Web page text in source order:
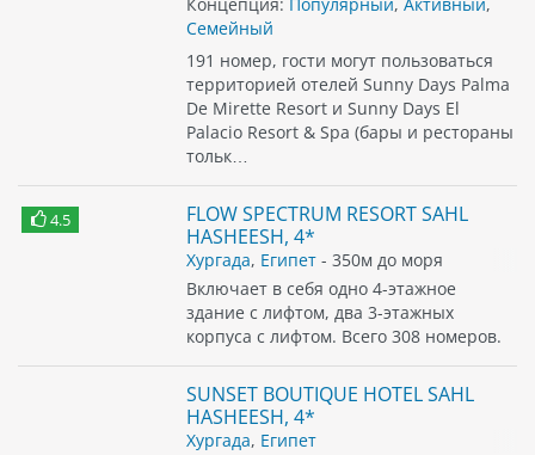
Концепция: Популярный,Активный,
Семейный
191 номер, гости могут пользоваться
территорией отелей Sunny Days Palma
De Mirette Resort и Sunny Days El
Palacio Resort & Spa (бары и рестораны
тольк…
4.5
FLOW SPECTRUM RESORT SAHL
HASHEESH, 4*
Хургада, Египет - 350м до моря
Включает в себя одно 4-этажное
здание с лифтом, два 3-этажных
корпуса с лифтом. Всего 308 номеров.
SUNSET BOUTIQUE HOTEL SAHL
HASHEESH, 4*
Хургада, Египет